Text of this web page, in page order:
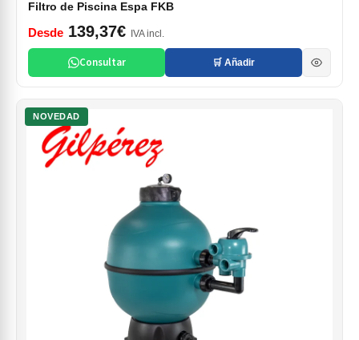
Filtro de Piscina Espa FKB
Desde 139,37€ IVA incl.
Consultar 🛒 Añadir
NOVEDAD